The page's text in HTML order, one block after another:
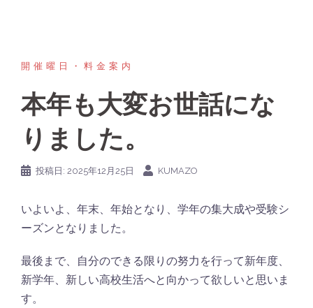
開催曜日・料金案内
本年も大変お世話にな
りました。
投稿日: 2025年12月25日 KUMAZO
いよいよ、年末、年始となり、学年の集大成や受験シ
ーズンとなりました。
最後まで、自分のできる限りの努力を行って新年度、
新学年、新しい高校生活へと向かって欲しいと思いま
す。